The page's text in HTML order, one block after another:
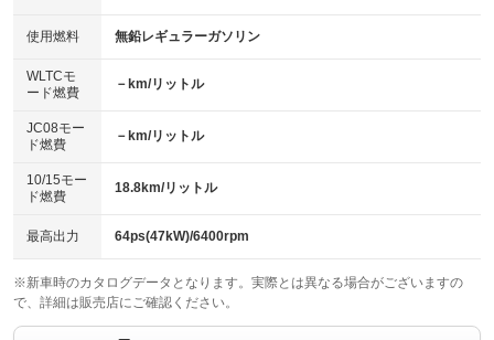
100V電源
：装備なし
センターデフロック
：装備なし
電動格納ミラー
：装備あり
：装備なし
バックカメラ
：装備なし
エアロ
：装備なし
：装備あり
パワーシート
ベンチシート
：装備なし
チップアップシート
：装備なし
：装備なし ：装備なし
ウォークスルー
：装備なし
使用燃料 無鉛レギュラーガソリン
WLTCモ
ード燃費
－km/リットル
JC08モー
ド燃費
－km/リットル
10/15モー
ド燃費
18.8km/リットル
最高出力 64ps(47kW)/6400rpm
※新車時のカタログデータとなります。実際とは異なる場合がございますの
で、詳細は販売店にご確認ください。